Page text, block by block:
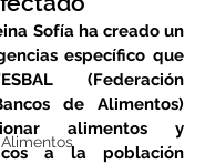
Sofía ha creado un
específico que
(Federación
de Alimentos)
alimentos y
a la población